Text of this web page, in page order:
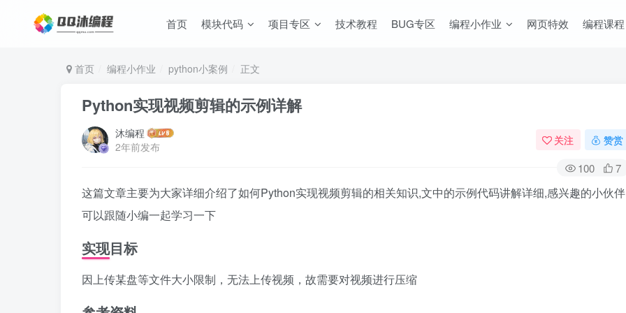
首页 模块代码 项目专区 技术教程 BUG专区 编程小作业 网页特效 编程课程
首页 编程小作业 python小案例 正文
Python实现视频剪辑的示例详解
沐编程
2年前发布
关注 赞赏
100 7
这篇文章主要为大家详细介绍了如何Python实现视频剪辑的相关知识,文中的示例代码讲解详细,感兴趣的小伙伴
可以跟随小编一起学习一下
实现目标
因上传某盘等文件大小限制，无法上传视频，故需要对视频进行压缩